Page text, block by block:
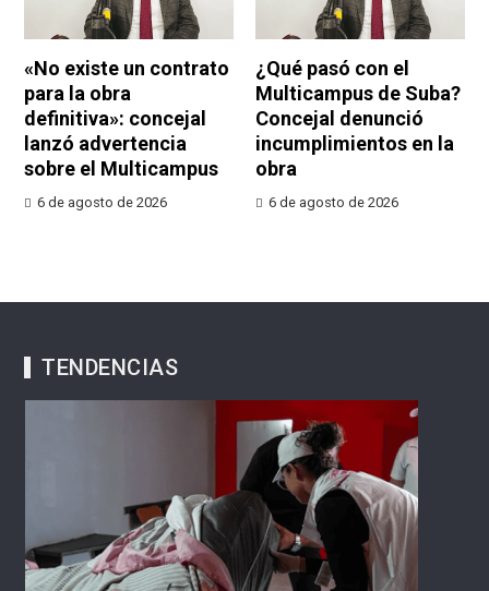
«No existe un contrato
para la obra
definitiva»: concejal
lanzó advertencia
sobre el Multicampus
6 de agosto de 2026
¿Qué pasó con el
Multicampus de Suba?
Concejal denunció
incumplimientos en la
obra
6 de agosto de 2026
TENDENCIAS